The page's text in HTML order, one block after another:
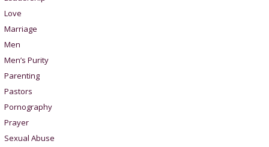
Love
Marriage
Men
Men’s Purity
Parenting
Pastors
Pornography
Prayer
Sexual Abuse